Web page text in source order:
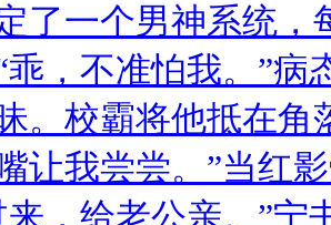
了一个男神系统
，不准怕我。”病
。校霸将他抵在角
让我尝尝。”当红
来，给老公亲。”